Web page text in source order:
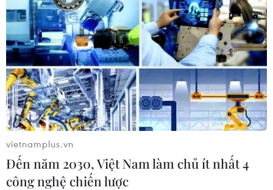
Trung Quốc: Cảnh sát Hong Kong,
Macau triệt phá vụ lừa đảo đầu tư
Fun Coffee
05/08/2026 06:41
Afghanistan đối mặt khủng hoảng
lương thực nghiêm trọng do thiếu
hụt viện trợ
05/08/2026 06:41
vietnamplus.vn
Đến năm 2030, Việt Nam làm chủ ít nhất 4
công nghệ chiến lược